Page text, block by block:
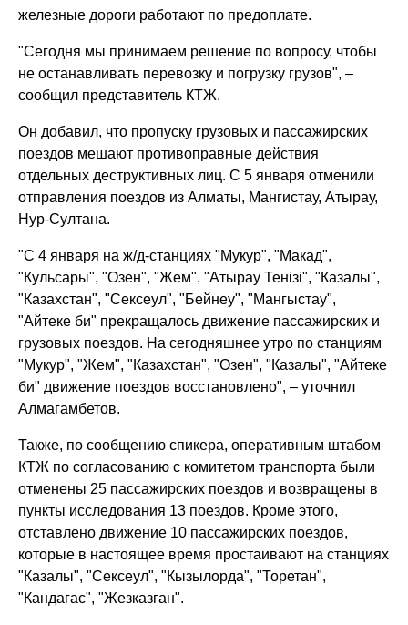
железные дороги работают по предоплате.
"Сегодня мы принимаем решение по вопросу, чтобы
не останавливать перевозку и погрузку грузов", –
сообщил представитель КТЖ.
Он добавил, что пропуску грузовых и пассажирских
поездов мешают противоправные действия
отдельных деструктивных лиц. С 5 января отменили
отправления поездов из Алматы, Мангистау, Атырау,
Нур-Султана.
"С 4 января на ж/д-станциях "Мукур", "Макад",
"Кульсары", "Озен", "Жем", "Атырау Тенiзi", "Казалы",
"Казахстан", "Сексеул", "Бейнеу", "Мангыстау",
"Айтеке би" прекращалось движение пассажирских и
грузовых поездов. На сегодняшнее утро по станциям
"Мукур", "Жем", "Казахстан", "Озен", "Казалы", "Айтеке
би" движение поездов восстановлено", – уточнил
Алмагамбетов.
Также, по сообщению спикера, оперативным штабом
КТЖ по согласованию с комитетом транспорта были
отменены 25 пассажирских поездов и возвращены в
пункты исследования 13 поездов. Кроме этого,
отставлено движение 10 пассажирских поездов,
которые в настоящее время простаивают на станциях
"Казалы", "Сексеул", "Кызылорда", "Торетан",
"Кандагас", "Жезказган".